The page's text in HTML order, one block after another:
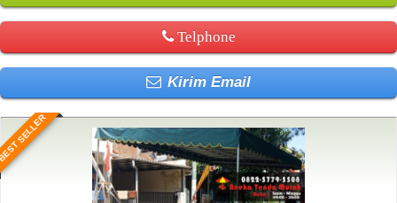
Telphone
Kirim Email
SELLER